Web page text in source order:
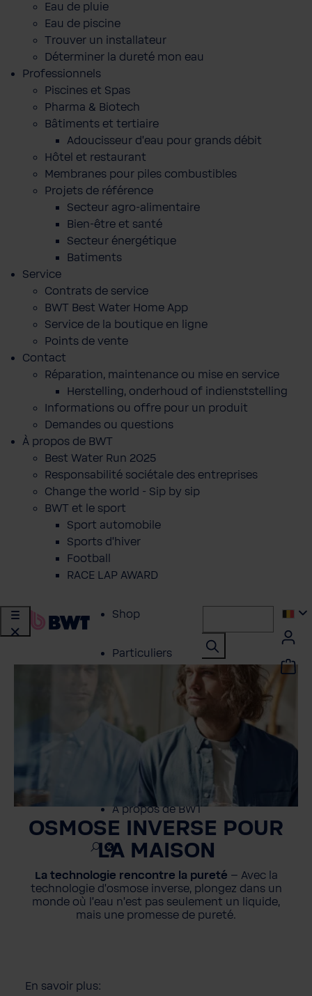
Eau de pluie
Eau de piscine
Trouver un installateur
Déterminer la dureté mon eau
Professionnels
Piscines et Spas
Pharma & Biotech
Bâtiments et tertiaire
Adoucisseur d'eau pour grands débit
Hôtel et restaurant
Membranes pour piles combustibles
Projets de référence
Secteur agro-alimentaire
Bien-être et santé
Secteur énergétique
Batiments
Service
Contrats de service
BWT Best Water Home App
Service de la boutique en ligne
Points de vente
Contact
Réparation, maintenance ou mise en service
Herstelling, onderhoud of indienststelling
Informations ou offre pour un produit
Demandes ou questions
À propos de BWT
Best Water Run 2025
Responsabilité sociétale des entreprises
Change the world - Sip by sip
BWT et le sport
Sport automobile
Sports d'hiver
Football
RACE LAP AWARD
Shop
Particuliers
Professionnels
Service
Contact
À propos de BWT
OSMOSE INVERSE POUR
LA MAISON
La technologie rencontre la pureté – Avec la
technologie d'osmose inverse, plongez dans un
monde où l'eau n'est pas seulement un liquide,
mais une promesse de pureté.
En savoir plus: